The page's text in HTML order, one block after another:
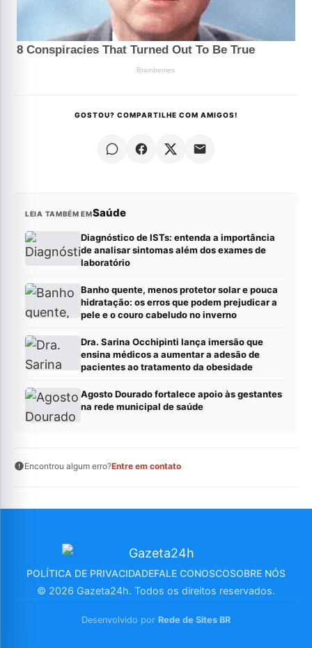
GOSTOU? COMPARTILHE COM AMIGOS!
LEIA TAMBÉM EMSaúde
Diagnóstico de ISTs: entenda a importância
de analisar sintomas além dos exames de
laboratório
Banho quente, menos protetor solar e pouca
hidratação: os erros que podem prejudicar a
pele e o couro cabeludo no inverno
Dra. Sarina Occhipinti lança imersão que
ensina médicos a aumentar a adesão de
pacientes ao tratamento da obesidade
Agosto Dourado fortalece apoio às gestantes
na rede municipal de saúde
Encontrou algum erro?Entre em contato
POLÍTICA DE PRIVACIDADEFALE CONOSCOSOBRE NÓS
© 2026 Gazeta24h. Todos os direitos reservados.
Desenvolvido por Rede de Sites BR